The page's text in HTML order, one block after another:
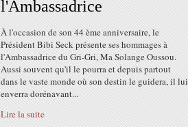
l'Ambassadrice
À l'occasion de son 44 ème anniversaire, le
Président Bibi Seck présente ses hommages à
l'Ambassadrice du Gri-Gri, Ma Solange Oussou.
Aussi souvent qu'il le pourra et depuis partout
dans le vaste monde où son destin le guidera, il lui
enverra dorénavant...
Lire la suite